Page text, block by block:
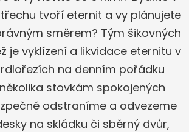
tvoří eternit a vy plánujete
směrem? Tým šikovných
je vyklízení a likvidace eternitu v
na denním pořádku
stovkám spokojených
odstraníme a odvezeme
na skládku či sběrný dvůr,